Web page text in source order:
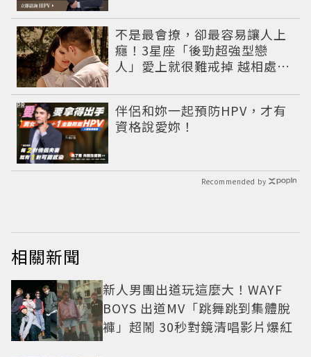
不是最會撩，卻最容易讓人上
癮！3星座「後勁超強型戀
人」愛上就很難戒掉 越相處越
伴侶和妳一起預防HPV，才有
資格說愛妳！
PR
Recommended by
相關新聞
新人男團出道玩這麼大！WAYF
BOYS 出道MV「跳舞跳到集體脫
褲」超鬧 30秒對鏡清唱影片爆紅